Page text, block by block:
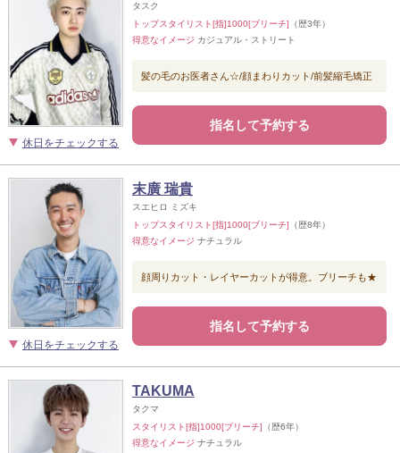
休日をチェックする
タスク
トップスタイリスト[指]1000[ブリーチ] （歴3年）
得意なイメージ カジュアル・ストリート
髪の毛のお医者さん☆/顔まわりカット/前髪縮毛矯正
指名して予約する
休日をチェックする
末廣 瑞貴
スエヒロ ミズキ
トップスタイリスト[指]1000[ブリーチ] （歴8年）
得意なイメージ ナチュラル
顔周りカット・レイヤーカットが得意。ブリーチも★
指名して予約する
TAKUMA
タクマ
スタイリスト[指]1000[ブリーチ] （歴6年）
得意なイメージ ナチュラル